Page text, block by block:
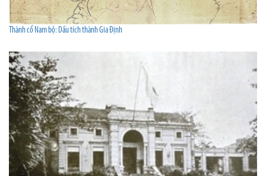
Thành cổ Nam bộ: Dấu tích thành Gia Định